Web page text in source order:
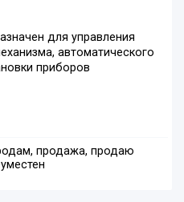
для управления
автоматического
приборов
продажа, продаю